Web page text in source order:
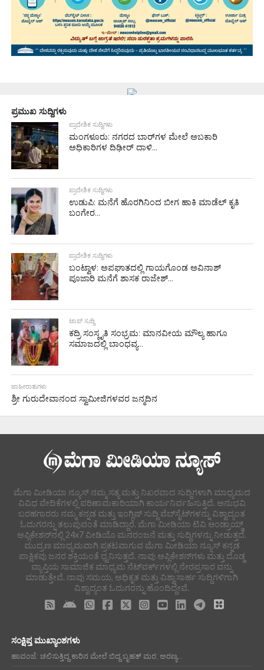
ಪ್ರಮುಖ ಸುದ್ದಿಗಳು
ಪ್ರಾದೇಶಿಕ ಸುದ್ದಿಗಳು
ಮಂಗಳೂರು: ನಗರದ ಬಾರ್‌ಗಳ ಮೇಲೆ ಅಬಕಾರಿ
ಅಧಿಕಾರಿಗಳ ದಿಢೀರ್ ದಾಳಿ...
ಪ್ರಾದೇಶಿಕ ಸುದ್ದಿಗಳು
ಉಡುಪಿ: ಮನೆಗೆ ಹೊರಗಿನಿಂದ ಬೀಗ ಹಾಕಿ ಮಾಡೆಲ್ ಕೃತಿ
ಬಂಗೇರ...
ಪ್ರಾದೇಶಿಕ ಸುದ್ದಿಗಳು
ಬಂಟ್ವಾಳ: ಅಪಘಾತದಲ್ಲಿ ಗಾಯಗೊಂಡ ಅವಿನಾಶ್
ಪೂಜಾರಿ ಮನೆಗೆ ಶಾಸಕ ರಾಜೇಶ್...
ಟಾಪ್ ಸುದ್ದಿ
ಕದ್ರಿ ಸಂಸ್ಕೃತಿ ಸಂಭ್ರಮ: ಮಾನವೀಯ ಮೌಲ್ಯ ಹಾಗೂ
ಸಮಾಜದಲ್ಲಿ ಬಾಂಧವ್ಯ...
ಜಾಹೀರಾತುಗಳು
ಶ್ರೀ ಗುರುದೇವಾನಂದ ಸ್ವಾಮೀಜಿಗಳವರ ಜನ್ಮದಿನ
ಮೆಗಾ ಮೀಡಿಯಾ ನ್ಯೂಸ್ ನಮ್ಮ ಸತ್ಯ ಮತ್ತು ನಿಖರವಾದ ಸುದ್ದಿಗಳಾಗಿ ಮಾಧ್ಯಮದ
ವಿವಿಧ ವೇದಿಕೆಗಳಲ್ಲಿ ಪರಿಣಾಮಕಾರಿಯಾಗಿ ಕಾರ್ಯನಿರ್ವಹಿಸುತ್ತಿದೆ. ಅನುಭವಿ
ಬರಹಗಾರರು ನಮ್ಮ ಕನ್ನಡ ಮತ್ತು ಇಂಗ್ಲಿಷ್ ಸುದ್ದಿ ವೆಬ್‌ಸೈಟ್‌ಗಳನ್ನು ವಿಶ್ವಾದ್ಯಂತ
ಓದುಗರನ್ನು ತಲುಪುವಂತೆ ಮಾಡಿದ್ದಾರೆ. ಮೆಗಾ ಮೀಡಿಯಾ ಟಿವಿ ಆಂಡ್ರಾಯ್ಡ್
ಅಪ್ಲಿಕೇಶನ್‌ನಲ್ಲಿ 24x7 ವೀಡಿಯೊ ಮನರಂಜನೆ ಮತ್ತು ಸುದ್ದಿಗಳನ್ನು ನೀಡುತ್ತದೆ.
ಮುದ್ರಣ ಮಾಧ್ಯಮವಾಗಿ ಪ್ರಕಟವಾಗುವ ಮೆಗಾ ಮೀಡಿಯಾ ನ್ಯೂಸ್ ಕನ್ನಡ
ಪಾಕ್ಷಿಕವು ಜನರ ಶಕ್ತಿಯಂತೆ ಧ್ವನಿಸುತ್ತದೆ. ನಾವು ಅಪ್ಲಿಕೇಶನ್‌ಗಳು ಮತ್ತು ದೊಡ್ಡ
ವ್ಯಾಪ್ತಿಯ ಸಾಮಾಜಿಕ ಮಾಧ್ಯಮ ನೆಟ್‌ವರ್ಕ್‌ಗಳಲ್ಲಿ ನೇರಪ್ರಸಾರ ವನ್ನು
ಮಾಡುತ್ತೇವೆ. ನಾವು ಸಮಯ, ಅಧಿಕೃತ ಮತ್ತು ವಿಶ್ವಾಸಾರ್ಹ ಸುದ್ದಿಗಳಿಗಾಗಿ
ವಿಶ್ವಾದ್ಯಂತ ಓದುಗರನ್ನು ಹೊಂದಿದ್ದೇವೆ.
ಸಂಕ್ಷಿಪ್ತ ಮುಖ್ಯಾಂಶಗಳು
ಹಾವಂಜೆ: ಚಲಿಸುತ್ತಿದ್ದ ಕಾರಿನ ಮೇಲೆ ಬಿದ್ದ ಬೃಹತ್ ಮರ; ಅರಣ್ಯ...